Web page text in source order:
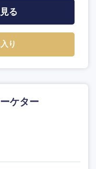
る
り
ケター